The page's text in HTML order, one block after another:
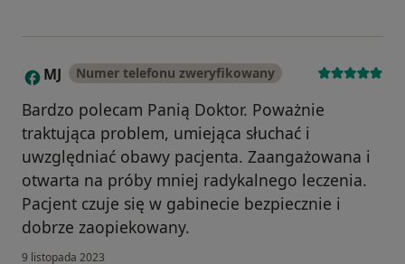
M MJ Numer telefonu zweryfikowany
Bardzo polecam Panią Doktor. Poważnie
traktująca problem, umiejąca słuchać i
uwzględniać obawy pacjenta. Zaangażowana i
otwarta na próby mniej radykalnego leczenia.
Pacjent czuje się w gabinecie bezpiecznie i
dobrze zaopiekowany.
9 listopada 2023